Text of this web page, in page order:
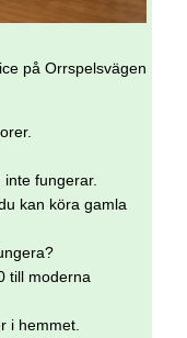
på Orrspelsvägen
fungerar.
kan köra gamla
till moderna
i hemmet.